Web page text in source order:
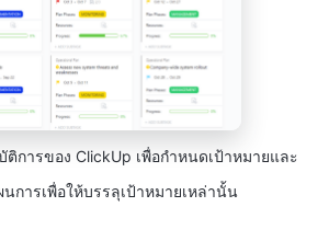
การของ ClickUp เพื่อกำหนดเป้าหมายและ
การเพื่อให้บรรลุเป้าหมายเหล่านั้น